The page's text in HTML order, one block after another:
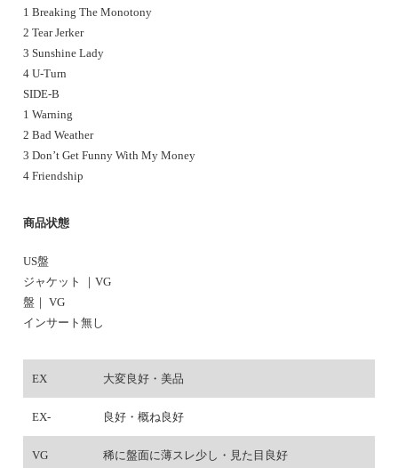
1 Breaking The Monotony
2 Tear Jerker
3 Sunshine Lady
4 U-Turn
SIDE-B
1 Warning
2 Bad Weather
3 Don’t Get Funny With My Money
4 Friendship
商品状態
US盤
ジャケット ｜VG
盤｜ VG
インサート無し
EX 大変良好・美品
EX- 良好・概ね良好
VG
稀に盤面に薄スレ少し・見た目良好